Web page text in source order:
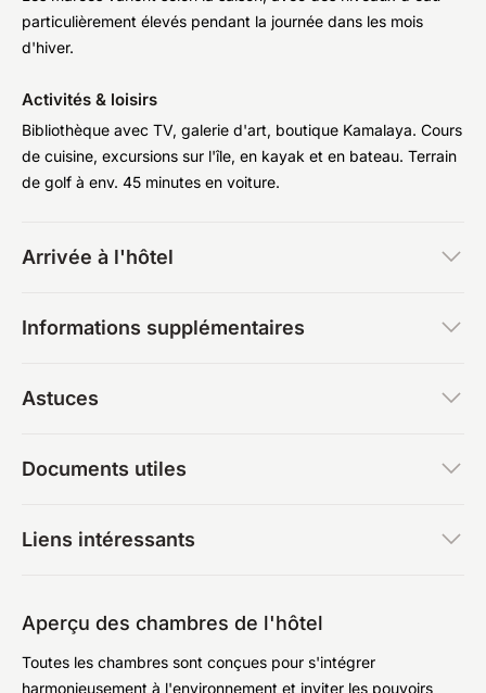
particulièrement élevés pendant la journée dans les mois
d'hiver.
Activités & loisirs
Bibliothèque avec TV, galerie d'art, boutique Kamalaya. Cours
de cuisine, excursions sur l'île, en kayak et en bateau. Terrain
de golf à env. 45 minutes en voiture.
Arrivée à l'hôtel
Informations supplémentaires
Astuces
Documents utiles
Liens intéressants
Aperçu des chambres de l'hôtel
Toutes les chambres sont conçues pour s'intégrer
harmonieusement à l'environnement et inviter les pouvoirs